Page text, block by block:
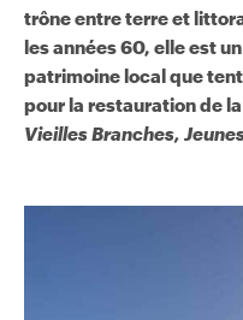
trône entre terre et
les années 60, elle est
patrimoine local que
pour la restauration de
Vieilles Branches,